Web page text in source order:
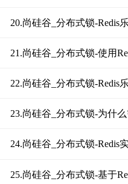
20.尚硅谷_分布式锁-Redis
21.尚硅谷_分布式锁-使用
22.尚硅谷_分布式锁-Redis
23.尚硅谷_分布式锁-为什
24.尚硅谷_分布式锁-Redis
25.尚硅谷_分布式锁-基于